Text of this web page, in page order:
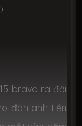
bravo ra đời
đàn anh tiền